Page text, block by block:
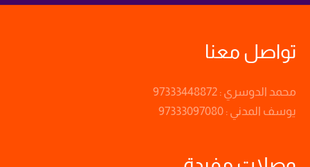
تواصل معنا
محمد الدوسري : 97333448872
يوسف المدني : 97333097080